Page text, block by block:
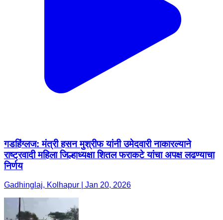
गडहिंग्लज: मंत्री हसन मुश्रीफ यांनी उमेदवारी नाकारल्याने
राष्ट्रवादी महिला जिल्हाध्यक्षा शितल फराकटे यांचा अपक्ष लढण्याचा
निर्णय
Gadhinglaj, Kolhapur | Jan 20, 2026